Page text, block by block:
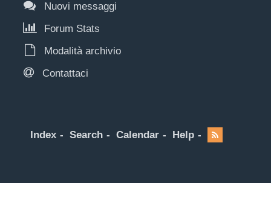
Nuovi messaggi
Forum Stats
Modalità archivio
Contattaci
Index Search Calendar Help